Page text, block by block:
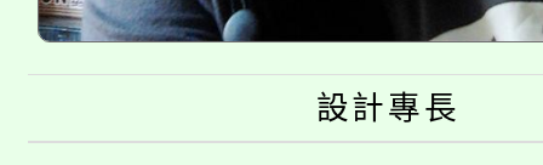
設計專長